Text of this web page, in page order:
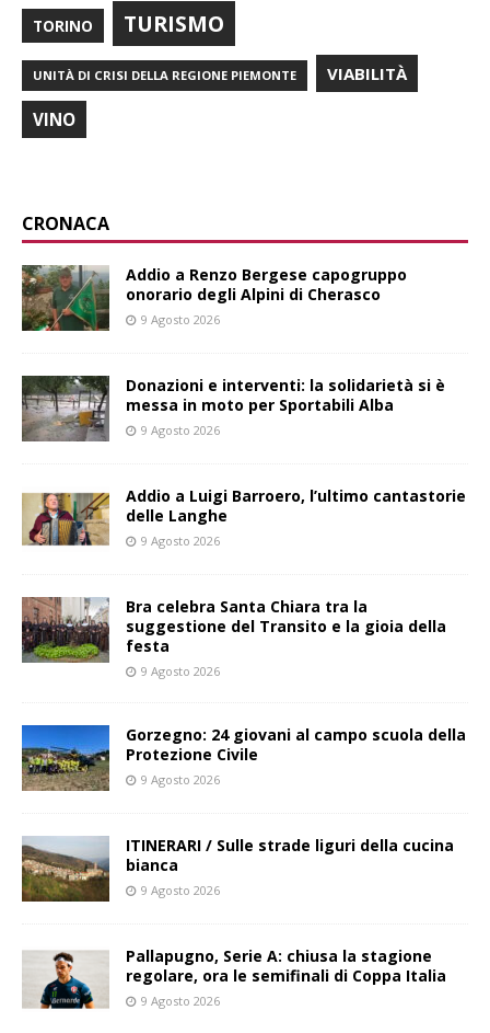
TORINO TURISMO
UNITÀ DI CRISI DELLA REGIONE PIEMONTE VIABILITÀ
VINO
CRONACA
Addio a Renzo Bergese capogruppo
onorario degli Alpini di Cherasco
9 Agosto 2026
Donazioni e interventi: la solidarietà si è
messa in moto per Sportabili Alba
9 Agosto 2026
Addio a Luigi Barroero, l’ultimo cantastorie
delle Langhe
9 Agosto 2026
Bra celebra Santa Chiara tra la
suggestione del Transito e la gioia della
festa
9 Agosto 2026
Gorzegno: 24 giovani al campo scuola della
Protezione Civile
9 Agosto 2026
ITINERARI / Sulle strade liguri della cucina
bianca
9 Agosto 2026
Pallapugno, Serie A: chiusa la stagione
regolare, ora le semifinali di Coppa Italia
9 Agosto 2026